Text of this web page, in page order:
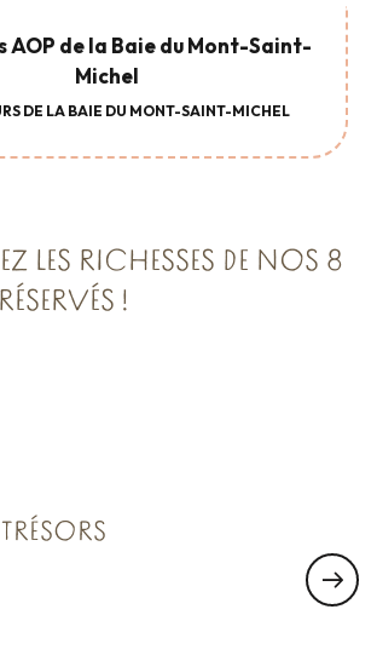
AOP de la Baie du Mont-Saint-
Michel
DE LA BAIE DU MONT-SAINT-MICHEL
LES RICHESSES DE NOS 8
!